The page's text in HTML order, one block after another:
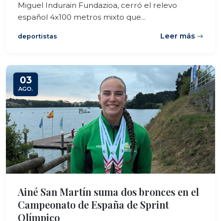
Miguel Indurain Fundazioa, cerró el relevo
español 4x100 metros mixto que...
deportistas Leer más
03
AGO.
Ainé San Martín suma dos bronces en el
Campeonato de España de Sprint
Olímpico